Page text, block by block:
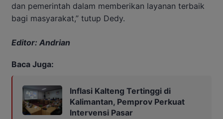
dan pemerintah dalam memberikan layanan terbaik
bagi masyarakat,” tutup Dedy.
Editor: Andrian
Baca Juga:
Inflasi Kalteng Tertinggi di
Kalimantan, Pemprov Perkuat
Intervensi Pasar